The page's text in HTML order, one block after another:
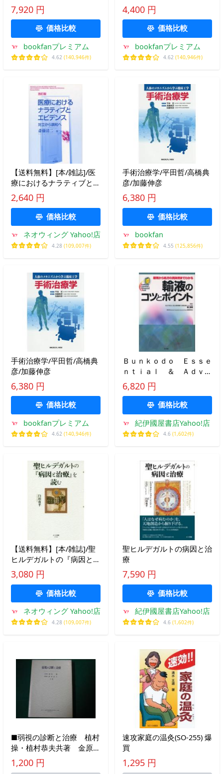
7,920 円
価格比較
bookfanプレミアム
4.62 (140,946件)
4,400 円
価格比較
bookfanプレミアム
4.62 (140,946件)
【送料無料】[本/雑誌]/医
療におけるナラティブとエ
ビデンス 改訂/斎藤清二/著
2,640 円
価格比較
ネオウィング Yahoo!店
4.28 (109,007件)
手術治療学/平田哲/高橋典
彦/加藤伸彦
6,380 円
価格比較
bookfan
4.55 (125,856件)
手術治療学/平田哲/高橋典
彦/加藤伸彦
6,380 円
価格比較
bookfanプレミアム
4.62 (140,946件)
Ｂｕｎｋｏｄｏ Ｅｓｓｅ
ｎｔｉａｌ ＆ Ａｄｖａ
ｎｃｅｄ Ｍ 原則から処
方の具体例までわかる輸液
のコツとポイント
6,820 円
価格比較
紀伊國屋書店Yahoo!店
4.6 (1,602件)
【送料無料】[本/雑誌]/聖
ヒルデガルトの『病因と治
療』を読む/臼田夜半/著
3,080 円
価格比較
ネオウィング Yahoo!店
4.28 (109,007件)
聖ヒルデガルトの病因と治
療
7,590 円
価格比較
紀伊國屋書店Yahoo!店
4.6 (1,602件)
■弱視の診断と治療 植村
操・植村恭夫共著 金原出
版 昭和37年
■FAUB2020051907■
1,200 円
速攻家庭の温灸(SO-255) 爆
買
1,295 円